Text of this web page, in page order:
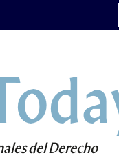
del Derecho